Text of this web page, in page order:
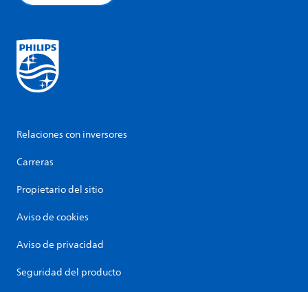
Relaciones con inversores
Carreras
Propietario del sitio
Aviso de cookies
Aviso de privacidad
Seguridad del producto